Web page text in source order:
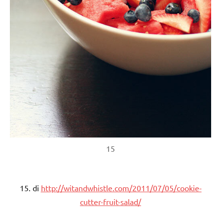
15
15. di http://witandwhistle.com/2011/07/05/cookie-
cutter-fruit-salad/